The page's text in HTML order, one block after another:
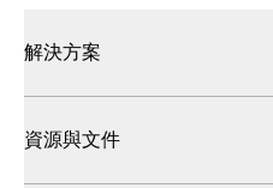
解決方案
資源與文件